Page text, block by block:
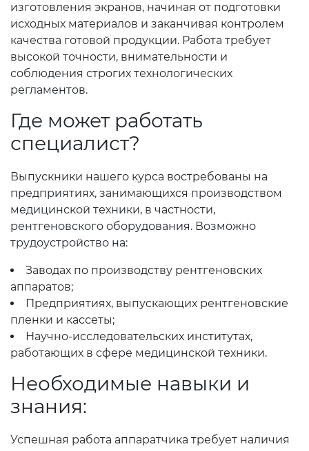
изготовления экранов, начиная от подготовки
исходных материалов и заканчивая контролем
качества готовой продукции. Работа требует
высокой точности, внимательности и
соблюдения строгих технологических
регламентов.
Где может работать
специалист?
Выпускники нашего курса востребованы на
предприятиях, занимающихся производством
медицинской техники, в частности,
рентгеновского оборудования. Возможно
трудоустройство на:
Заводах по производству рентгеновских
аппаратов;
Предприятиях, выпускающих рентгеновские
пленки и кассеты;
Научно-исследовательских институтах,
работающих в сфере медицинской техники.
Необходимые навыки и
знания:
Успешная работа аппаратчика требует наличия